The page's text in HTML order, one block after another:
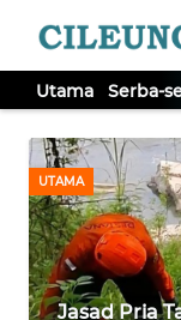
Utama Serba-
UTAMA
Jasad Pria
TV
Tutup
UTAMA
SERBA-